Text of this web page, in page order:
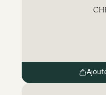
et fixer les cils